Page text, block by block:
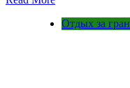
Отдых за